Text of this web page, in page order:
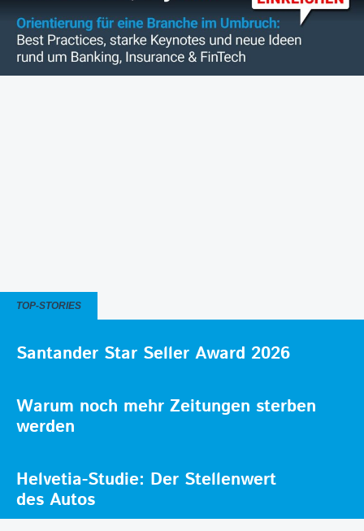
TOP-STORIES
Santander Star Seller Award 2026
Warum noch mehr Zeitungen sterben
werden
Helvetia-Studie: Der Stellenwert
des Autos